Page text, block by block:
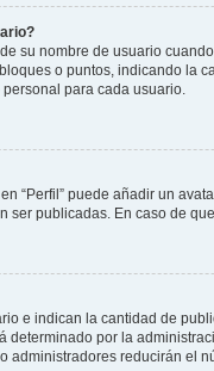
su nombre de usuario
o puntos, indicando la
para cada usuario.
“Perfil” puede añadir un
ser publicadas. En caso de
e indican la cantidad de
determinado por la
administradores reducirán el